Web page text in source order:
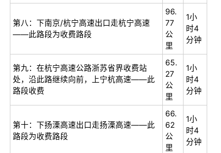
第八：下南京/杭宁高速出口走杭宁高速
——此路段为收费路段
96.
77
公
里
1小
时4
分钟
第九：在杭宁高速公路浙苏省界收费站
处，沿此路继续向前，上宁杭高速——此
路段收费
65.
27
公
里
1小
时4
分钟
第十：下扬溧高速出口走扬溧高速——此
路段为收费路段
66.
62
公
里
1小
时4
分钟